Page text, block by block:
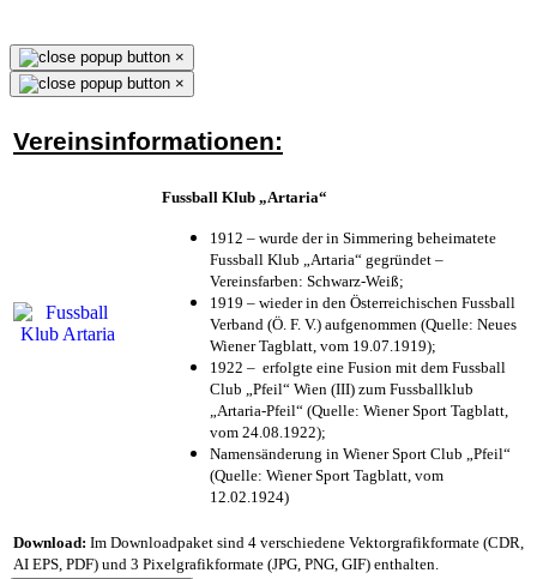
×
×
Vereinsinformationen:
Fussball Klub „Artaria“
1912 – wurde der in Simmering beheimatete
Fussball Klub „Artaria“ gegründet –
Vereinsfarben: Schwarz-Weiß;
1919 – wieder in den Österreichischen Fussball
Verband (Ö. F. V.) aufgenommen (Quelle: Neues
Wiener Tagblatt, vom 19.07.1919);
1922 – erfolgte eine Fusion mit dem Fussball
Club „Pfeil“ Wien (III) zum Fussballklub
„Artaria-Pfeil“ (Quelle: Wiener Sport Tagblatt,
vom 24.08.1922);
Namensänderung in Wiener Sport Club „Pfeil“
(Quelle: Wiener Sport Tagblatt, vom
12.02.1924)
Download: Im Downloadpaket sind 4 verschiedene Vektorgrafikformate (CDR,
AI EPS, PDF) und 3 Pixelgrafikformate (JPG, PNG, GIF) enthalten.